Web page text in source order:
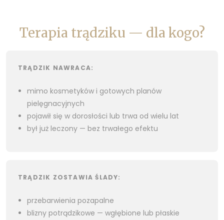
Terapia trądziku — dla kogo?
TRĄDZIK NAWRACA:
mimo kosmetyków i gotowych planów
pielęgnacyjnych
pojawił się w dorosłości lub trwa od wielu lat
był już leczony — bez trwałego efektu
TRĄDZIK ZOSTAWIA ŚLADY:
przebarwienia pozapalne
blizny potrądzikowe — wgłębione lub płaskie